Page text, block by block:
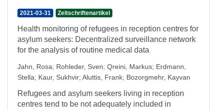
2021-03-31 Zeitschriftenartikel
Health monitoring of refugees in reception centres for
asylum seekers: Decentralized surveillance network
for the analysis of routine medical data
Jahn, Rosa; Rohleder, Sven; Qreini, Markus; Erdmann,
Stella; Kaur, Sukhvir; Aluttis, Frank; Bozorgmehr, Kayvan
Refugees and asylum seekers living in reception
centres tend to be not adequately included in